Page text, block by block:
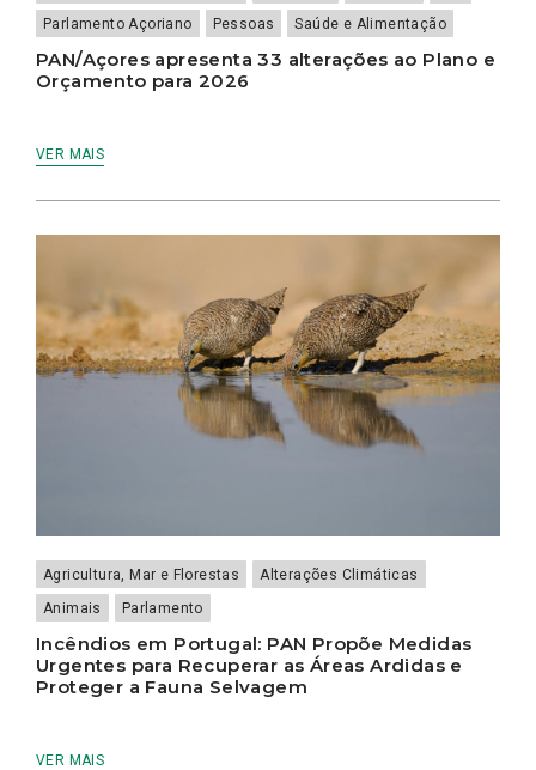
Parlamento Açoriano
Pessoas Saúde e Alimentação
PAN/Açores apresenta 33 alterações ao Plano e
Orçamento para 2026
VER MAIS
Agricultura, Mar e Florestas
Alterações Climáticas
Animais
Parlamento
Incêndios em Portugal: PAN Propõe Medidas
Urgentes para Recuperar as Áreas Ardidas e
Proteger a Fauna Selvagem
VER MAIS